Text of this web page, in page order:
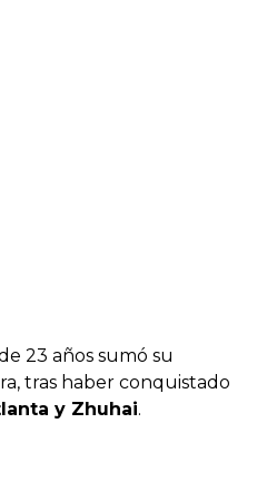
23 años sumó su
tras haber conquistado
y Zhuhai.